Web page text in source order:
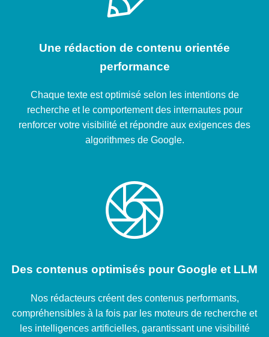
Une rédaction de contenu orientée
performance
Chaque texte est optimisé selon les intentions de
recherche et le comportement des internautes pour
renforcer votre visibilité et répondre aux exigences des
algorithmes de Google.
Des contenus optimisés pour Google et LLM
Nos rédacteurs créent des contenus performants,
compréhensibles à la fois par les moteurs de recherche et
les intelligences artificielles, garantissant une visibilité